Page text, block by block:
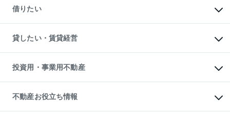
中古一戸建ての購入
不動産購入の流れ
注目キーワード物件特集
購入ガイド
English 繁体中文簡体中文
一戸建ての売却・査定
土地の売却・査定
スピードAI査定
不動産査定について
不動産売却の流れ
不動産買換えの流れ
売却ガイド
借りたい
オフィス・店舗の賃貸
借りるときの流れ
借りるガイド
貸したい・賃貸経営
マンション賃料データ
賃貸管理プラン
リロケーションについて
貸すガイド
投資用・事業用不動産
事業用不動産
マンション投資
投資用マンション
不動産お役立ち情報